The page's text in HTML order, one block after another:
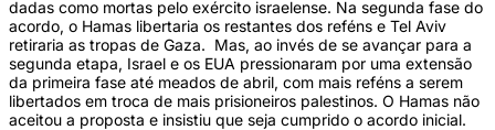
dadas como mortas pelo exército israelense. Na segunda fase do
acordo, o Hamas libertaria os restantes dos reféns e Tel Aviv
retiraria as tropas de Gaza. Mas, ao invés de se avançar para a
segunda etapa, Israel e os EUA pressionaram por uma extensão
da primeira fase até meados de abril, com mais reféns a serem
libertados em troca de mais prisioneiros palestinos. O Hamas não
aceitou a proposta e insistiu que seja cumprido o acordo inicial.